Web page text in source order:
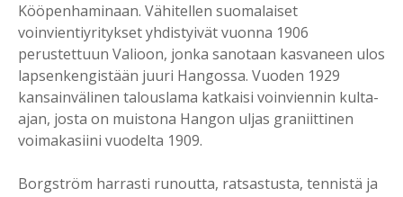
Kööpenhaminaan. Vähitellen suomalaiset
voinvientiyritykset yhdistyivät vuonna 1906
perustettuun Valioon, jonka sanotaan kasvaneen ulos
lapsenkengistään juuri Hangossa. Vuoden 1929
kansainvälinen talouslama katkaisi voinviennin kulta-
ajan, josta on muistona Hangon uljas graniittinen
voimakasiini vuodelta 1909.
Borgström harrasti runoutta, ratsastusta, tennistä ja